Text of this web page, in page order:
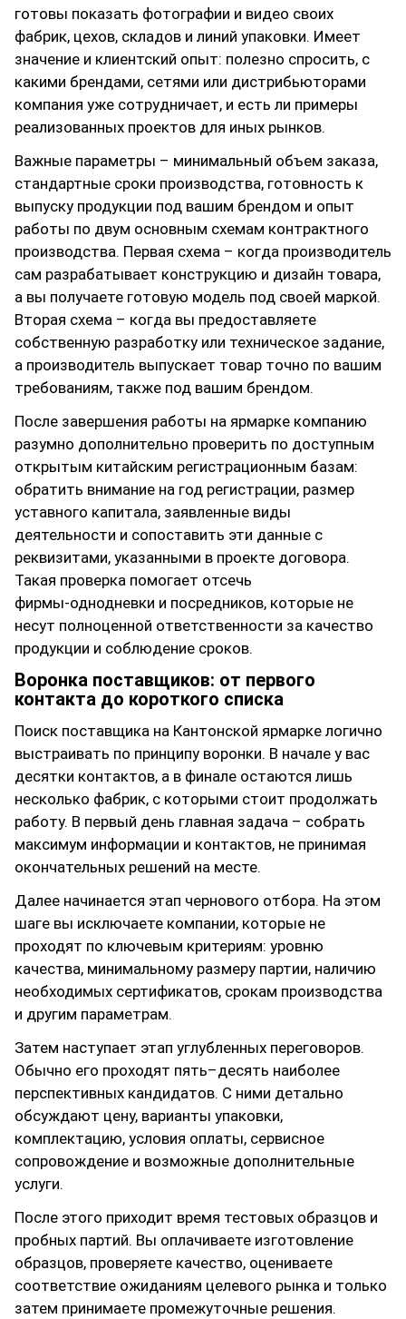
готовы показать фотографии и видео своих
фабрик, цехов, складов и линий упаковки. Имеет
значение и клиентский опыт: полезно спросить, с
какими брендами, сетями или дистрибьюторами
компания уже сотрудничает, и есть ли примеры
реализованных проектов для иных рынков.
Важные параметры – минимальный объем заказа,
стандартные сроки производства, готовность к
выпуску продукции под вашим брендом и опыт
работы по двум основным схемам контрактного
производства. Первая схема – когда производитель
сам разрабатывает конструкцию и дизайн товара,
а вы получаете готовую модель под своей маркой.
Вторая схема – когда вы предоставляете
собственную разработку или техническое задание,
а производитель выпускает товар точно по вашим
требованиям, также под вашим брендом.
После завершения работы на ярмарке компанию
разумно дополнительно проверить по доступным
открытым китайским регистрационным базам:
обратить внимание на год регистрации, размер
уставного капитала, заявленные виды
деятельности и сопоставить эти данные с
реквизитами, указанными в проекте договора.
Такая проверка помогает отсечь
фирмы‑однодневки и посредников, которые не
несут полноценной ответственности за качество
продукции и соблюдение сроков.
Воронка поставщиков: от первого
контакта до короткого списка
Поиск поставщика на Кантонской ярмарке логично
выстраивать по принципу воронки. В начале у вас
десятки контактов, а в финале остаются лишь
несколько фабрик, с которыми стоит продолжать
работу. В первый день главная задача – собрать
максимум информации и контактов, не принимая
окончательных решений на месте.
Далее начинается этап чернового отбора. На этом
шаге вы исключаете компании, которые не
проходят по ключевым критериям: уровню
качества, минимальному размеру партии, наличию
необходимых сертификатов, срокам производства
и другим параметрам.
Затем наступает этап углубленных переговоров.
Обычно его проходят пять–десять наиболее
перспективных кандидатов. С ними детально
обсуждают цену, варианты упаковки,
комплектацию, условия оплаты, сервисное
сопровождение и возможные дополнительные
услуги.
После этого приходит время тестовых образцов и
пробных партий. Вы оплачиваете изготовление
образцов, проверяете качество, оцениваете
соответствие ожиданиям целевого рынка и только
затем принимаете промежуточные решения.